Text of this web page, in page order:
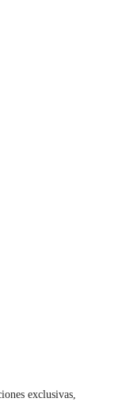
exclusivas,